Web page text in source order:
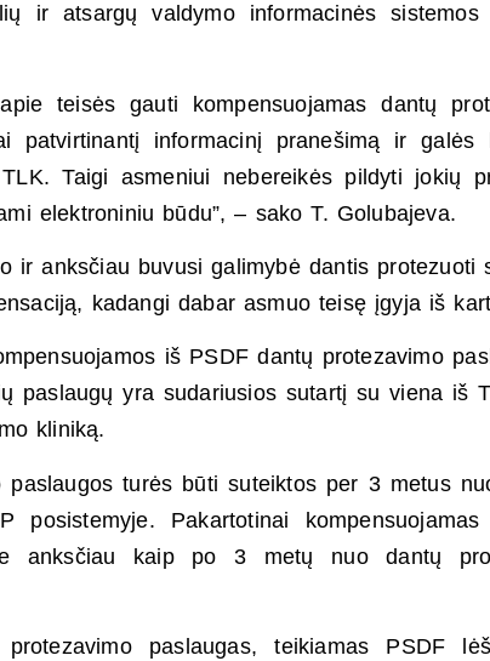
ir atsargų valdymo informacinės sistemos
teisės gauti kompensuojamas dantų
patvirtinantį informacinį pranešimą ir galės
Taigi asmeniui nebereikės pildyti jokių
elektroniniu būdu”, – sako T. Golubajeva.
ir anksčiau buvusi galimybė dantis protezuoti
kadangi dabar asmuo teisę įgyja iš
iš PSDF dantų protezavimo
paslaugų yra sudariusios sutartį su viena iš
kliniką.
paslaugos turės būti suteiktos per 3 metus
posistemyje. Pakartotinai
anksčiau kaip po 3 metų nuo dantų
paslaugas, teikiamas PSDF